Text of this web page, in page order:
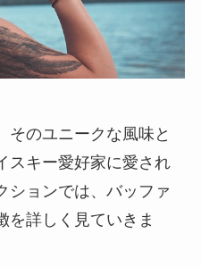
そのユニークな風味と
スキー愛好家に愛され
ションでは、バッファ
を詳しく見ていきま